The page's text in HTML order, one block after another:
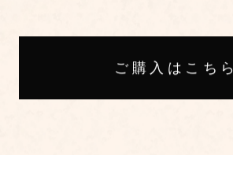
ご購入はこちら